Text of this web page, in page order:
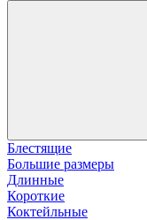
Блестящие
Большие размеры
Длинные
Короткие
Коктейльные